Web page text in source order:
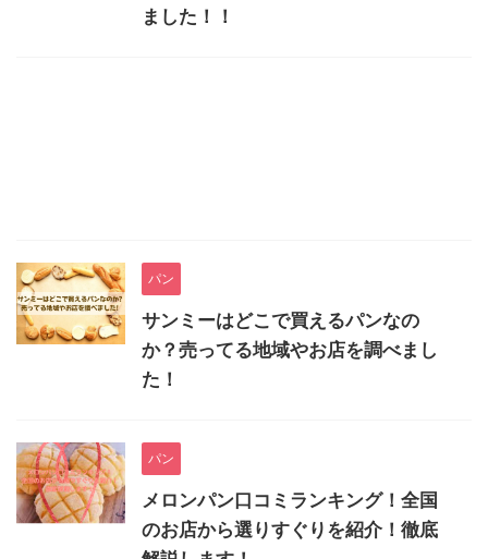
ました！！
パン
サンミーはどこで買えるパンなの
か？売ってる地域やお店を調べまし
た！
パン
メロンパン口コミランキング！全国
のお店から選りすぐりを紹介！徹底